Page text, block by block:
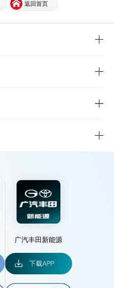
返回首页
广汽丰田新能源